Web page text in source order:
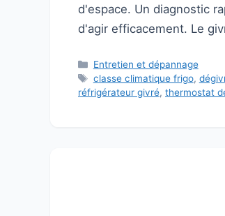
d'espace. Un diagnostic
d'agir efficacement. Le
Catégories
Entretien et dépannage
Étiquettes
classe climatique frigo,
réfrigérateur givré, thermostat